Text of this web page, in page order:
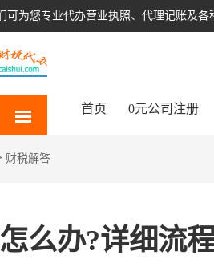
可为您专业代办营业执照、代理记账及各
首页 0元公司注册
财税解答
么办?详细流